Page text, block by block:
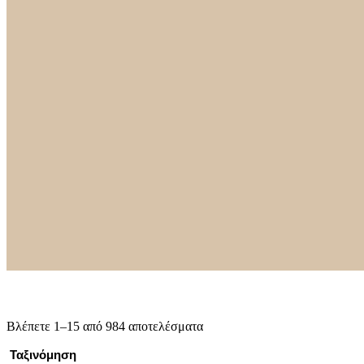
Βλέπετε 1–15 από 984 αποτελέσματα